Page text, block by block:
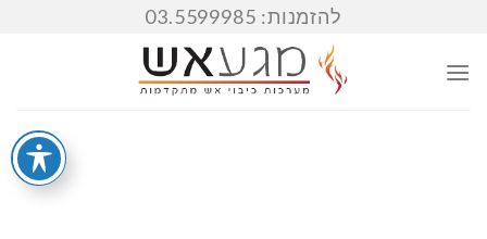
להזמנות: 03.5599985